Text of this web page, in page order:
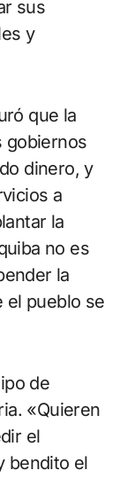
sus
y
que la
gobiernos
dinero, y
a
la
no es
la
el pueblo se
de
«Quieren
el
bendito el